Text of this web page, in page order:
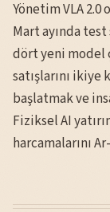
Yönetim VLA
Mart ayında
dört yeni model
satışlarını
başlatmak ve
Fiziksel AI
harcamalarını